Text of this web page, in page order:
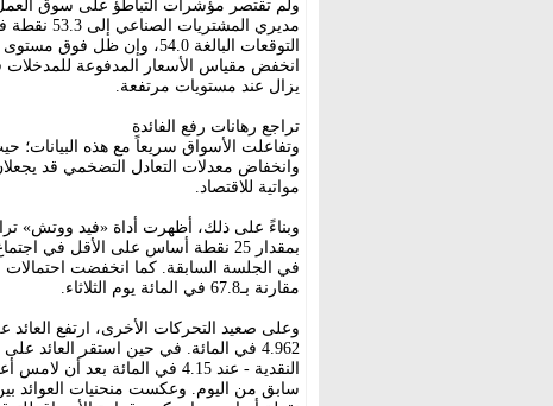
يزال عند مستويات مرتفعة.
تراجع رهانات رفع الفائدة
وتفاعلت الأسواق سريعاً مع هذه البيانات؛
وانخفاض معدلات التعادل التضخمي قد
مواتية للاقتصاد.
وبناءً على ذلك، أظهرت أداة «فيد ووتش»
مقارنة بـ67.8 في المائة يوم الثلاثاء.
4.962 في المائة. في حين استقر العائد